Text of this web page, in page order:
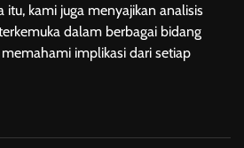
kami juga menyajikan analisis
dalam berbagai bidang
implikasi dari setiap